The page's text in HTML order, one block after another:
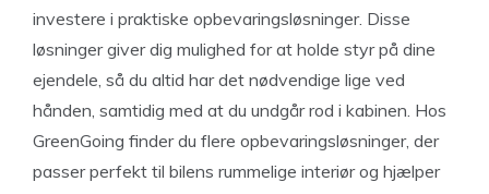
investere i praktiske opbevaringsløsninger. Disse
løsninger giver dig mulighed for at holde styr på dine
ejendele, så du altid har det nødvendige lige ved
hånden, samtidig med at du undgår rod i kabinen. Hos
GreenGoing finder du flere opbevaringsløsninger, der
passer perfekt til bilens rummelige interiør og hjælper